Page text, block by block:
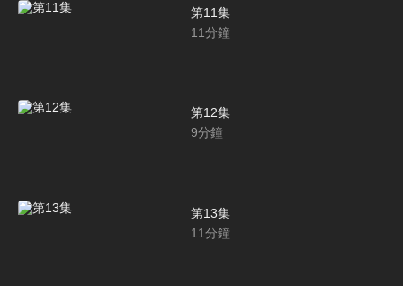
第11集
11分鐘
第12集
9分鐘
第13集
11分鐘